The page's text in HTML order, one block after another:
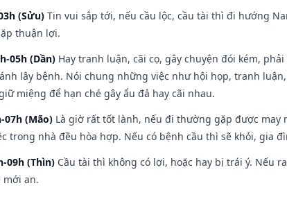
(Sửu) Tin vui sắp tới, nếu cầu lộc, cầu tài thì đi hướng
thuận lợi.
05h (Dần) Hay tranh luận, cãi cọ, gây chuyện đói kém,
lây bệnh. Nói chung những việc như hội họp, tranh
miệng để hạn ché gây ẩu đả hay cãi nhau.
07h (Mão) Là giờ rất tốt lành, nếu đi thường gặp được may
trong nhà đều hòa hợp. Nếu có bệnh cầu thì sẽ khỏi, gia
09h (Thìn) Cầu tài thì không có lợi, hoặc hay bị trái ý. Nếu
mới an.